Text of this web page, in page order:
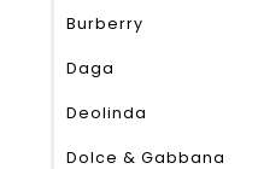
Burberry
Daga
Deolinda
Dolce & Gabbana